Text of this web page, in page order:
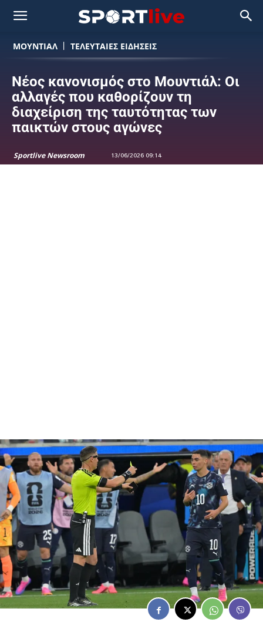
ΜΟΥΝΤΙΆΛ ΤΕΛΕΥΤΑΙΕΣ ΕΙΔΗΣΕΙΣ
Νέος κανονισμός στο Μουντιάλ: Οι
αλλαγές που καθορίζουν τη
διαχείριση της ταυτότητας των
παικτών στους αγώνες
Sportlive Newsroom 13/06/2026 09:14